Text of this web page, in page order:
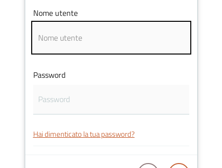
Servizi
Servizi
Nome utente
Password
Hai dimenticato la tua password?